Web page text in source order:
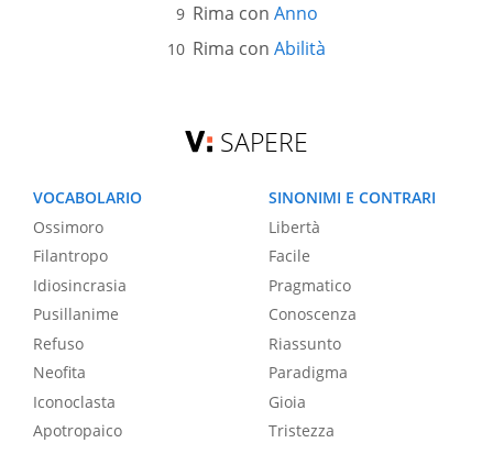
Rima con Anno
Rima con Abilità
SAPERE
VOCABOLARIO
Ossimoro
Filantropo
Idiosincrasia
Pusillanime
Refuso
Neofita
Iconoclasta
Apotropaico
SINONIMI E CONTRARI
Libertà
Facile
Pragmatico
Conoscenza
Riassunto
Paradigma
Gioia
Tristezza